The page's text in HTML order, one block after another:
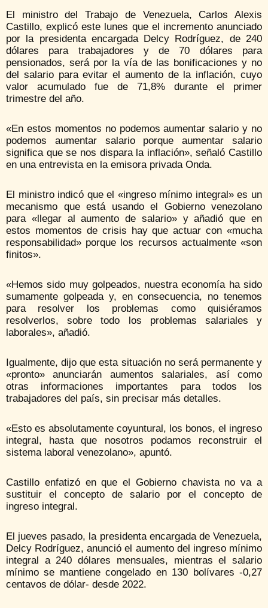
El ministro del Trabajo de Venezuela, Carlos Alexis
Castillo, explicó este lunes que el incremento anunciado
por la presidenta encargada Delcy Rodríguez, de 240
dólares para trabajadores y de 70 dólares para
pensionados, será por la vía de las bonificaciones y no
del salario para evitar el aumento de la inflación, cuyo
valor acumulado fue de 71,8% durante el primer
trimestre del año.
«En estos momentos no podemos aumentar salario y no
podemos aumentar salario porque aumentar salario
significa que se nos dispara la inflación», señaló Castillo
en una entrevista en la emisora privada Onda.
El ministro indicó que el «ingreso mínimo integral» es un
mecanismo que está usando el Gobierno venezolano
para «llegar al aumento de salario» y añadió que en
estos momentos de crisis hay que actuar con «mucha
responsabilidad» porque los recursos actualmente «son
finitos».
«Hemos sido muy golpeados, nuestra economía ha sido
sumamente golpeada y, en consecuencia, no tenemos
para resolver los problemas como quisiéramos
resolverlos, sobre todo los problemas salariales y
laborales», añadió.
Igualmente, dijo que esta situación no será permanente y
«pronto» anunciarán aumentos salariales, así como
otras informaciones importantes para todos los
trabajadores del país, sin precisar más detalles.
«Esto es absolutamente coyuntural, los bonos, el ingreso
integral, hasta que nosotros podamos reconstruir el
sistema laboral venezolano», apuntó.
Castillo enfatizó en que el Gobierno chavista no va a
sustituir el concepto de salario por el concepto de
ingreso integral.
El jueves pasado, la presidenta encargada de Venezuela,
Delcy Rodríguez, anunció el aumento del ingreso mínimo
integral a 240 dólares mensuales, mientras el salario
mínimo se mantiene congelado en 130 bolívares -0,27
centavos de dólar- desde 2022.